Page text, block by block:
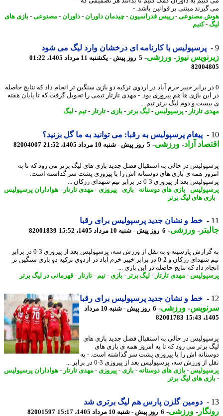
مبتنی بر قوانین باشد. -
مصنوعی-رییس فدراسیون-چیدمان داوران- داوران- مصنوعی-بازی های
-کنیم
پرسپولیس با کارنامه ای درخشان وارد لیگ می شود
نیوز-ورزشی-5 روز پیش - یکشنبه 11 مرداد 1405، 01:22
برابر خیبر خرم آباد در اردوی ترکیه دو بازی سنگین تر انجام داد که نتایج حاصله
بازی ها هم پیروزی بود. - مهدی تارتار تیمی را تحویل گرفت که تا پایان هفته
و دوم لیگ برتر تیم ...
تارتار- پرسپولیس-لیگ برتر - بازی - تارتار- تیم -لیگ
پیغام پرسپولیس به رقبا: می توانید به ما گل بزنید؟
آزاد - ورزشی-5 روز پیش - شنبه 10 مرداد 1405، 21:52 82004007
در حالی به استقبال فصل جدید بازی های لیگ برتر می رود که تا به
همه ی بازی های دوستانه اش را با پیروزی پشت سر گذاشته است. -
بعد از پیروزی 3-0 در برابر تیم شهدای رزکان ...
-بازی های دوستانه-بازی - پیروزی - مهدی تارتار- هواداران پرسپولیس
های لیگ برتر
خط و نشان جدید پرسپولیس برای رقبا
-ورزشی-6 روز پیش - شنبه 10 مرداد 1405، 15:52 82001839
به گزارش پارسینه و به نقل از ورزش سه، پرسپولیس بعد از پیروزی 3-0 در برابر
تیم شهدای رزکان و 2-0 در برابر خیبر خرم آباد در اردوی ترکیه دو بازی سنگین تر
داد که نتایج حاصله در این بازی ...
-مهدی تارتار- لیگ برتر - بازی - تیم -تارتار- قهرمانی در لیگ برتر
خط و نشان جدید پرسپولیس برای رقبا
-ورزشی-
6 روز پیش - شنبه 10 مرداد
82001783
در حالی به استقبال فصل جدید بازی های
برتر می رود که تا به امروز همه ی بازی های
اش را با پیروزی پشت سر گذاشته است. - به
ورزش سه، پرسپولیس بعد از پیروزی 3-0 در برابر ...
-بازی های دوستانه-بازی - پیروزی - مهدی تارتار- هواداران پرسپولیس
های لیگ برتر
دومین گلزن پارس هم لیگ برتری شد
-ورزشی-6 روز پیش - شنبه 10 مرداد 1405، 15:17 82001597